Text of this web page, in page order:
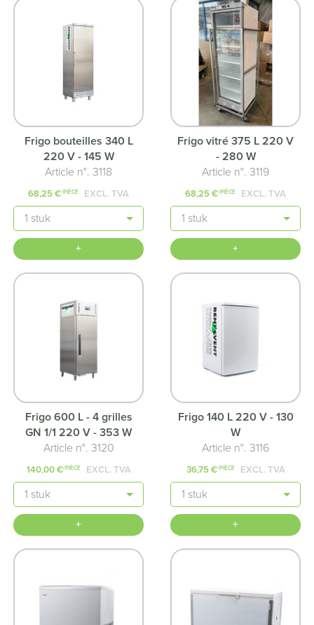
Frigo bouteilles 340 L
220 V - 145 W
Article n°. 3118
68,25 €/PIÈCE EXCL. TVA
Quantité
+
Frigo vitré 375 L 220 V
- 280 W
Article n°. 3119
68,25 €/PIÈCE EXCL. TVA
Quantité
+
Frigo 600 L - 4 grilles
GN 1/1 220 V - 353 W
Article n°. 3120
140,00 €/PIÈCE EXCL. TVA
Quantité
+
Frigo 140 L 220 V - 130
W
Article n°. 3116
36,75 €/PIÈCE EXCL. TVA
Quantité
+